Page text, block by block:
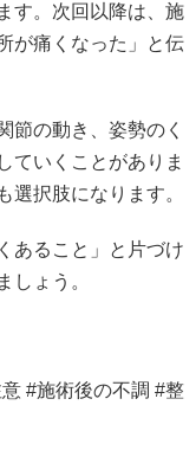
す。次回以降は、施
が痛くなった」と伝
節の動き、姿勢のく
ていくことがありま
選択肢になります。
あること」と片づけ
しょう。
#施術後の不調 #整